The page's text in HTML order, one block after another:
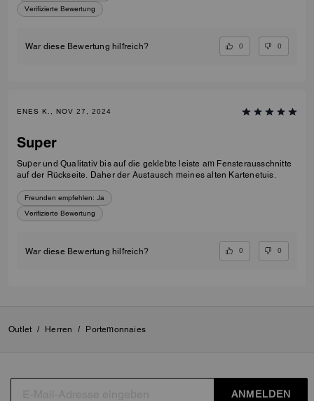
Verifizierte Bewertung
War diese Bewertung hilfreich? 0 0
ENES K., NOV 27, 2024
Super
Super und Qualitativ bis auf die geklebte leiste am Fensterausschnitte
auf der Rückseite. Daher der Austausch meines alten Kartenetuis.
Freunden empfehlen: Ja
Verifizierte Bewertung
War diese Bewertung hilfreich? 0 0
Outlet / Herren / Portemonnaies
ANMELDEN